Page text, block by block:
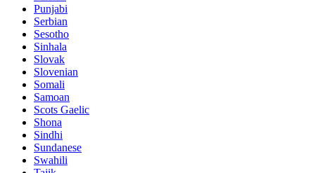
Punjabi
Serbian
Sesotho
Sinhala
Slovak
Slovenian
Somali
Samoan
Scots Gaelic
Shona
Sindhi
Sundanese
Swahili